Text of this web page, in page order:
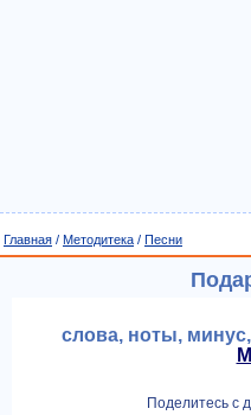
Главная / Методитека / Песни
слова, ноты,
Поделитесь с